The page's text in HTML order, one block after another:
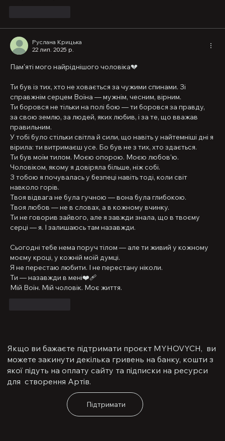
Руслана Крицька
22 лип. 2025 р.
Памʼяті мого найріднішого чоловіка💔
Ти був із тих, хто не ховається за чужими спинами. Зі
справжнім серцем Воїна — мужнім, чесним, вірним.
Ти боровся не тільки на полі бою — ти боровся за правду,
за свою землю, за людей, яких любив, і за те, що вважав
правильним.
У тобі було стільки світла й сили, що навіть у найтемніші дні я
вірила: ти витримаєш усе. Бо був не з тих, хто здається.
Ти був моїм тилом. Моєю опорою. Моєю любов’ю.
Чоловіком, якому я довіряла більше, ніж собі.
З тобою я почувалась у безпеці навіть тоді, коли світ
навколо горів.
Твоя відвага не була гучною — вона була глибокою.
Твоя любов — не в словах, а в кожному вчинку.
Ти не говорив зайвого, але я завжди знала, що в твоєму
серці — я. І залишаюсь там назавжди.
Сьогодні тебе нема поруч тілом — але ти живий у кожному
моєму кроці, у кожній моїй думці.
Я не перестаю любити. І не перестану ніколи.
Ти — назавжди в мені❤️‍🩹
Мій Воїн. Мій чоловік. Моє життя.
Якщо ви бажаєте підтримати проєкт MYHOVYCH, ви
можете закинути декілька гривень на банку, кошти з
якої підуть на оплату сайту та підписки на ресурси
для створення Артів.
Підтримати